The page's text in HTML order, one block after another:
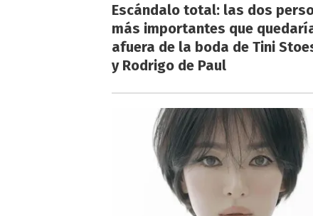
Escándalo total: las dos
más importantes que
afuera de la boda de Tini
y Rodrigo de Paul